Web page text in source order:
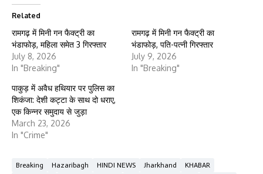
Related
रामगढ़ में मिनी गन फैक्ट्री का
भंडाफोड़, महिला समेत 3 गिरफ्तार
July 8, 2026
In "Breaking"
रामगढ़ में मिनी गन फैक्ट्री का
भंडाफोड़, पति-पत्नी गिरफ्तार
July 9, 2026
In "Breaking"
पाकुड़ में अवैध हथियार पर पुलिस का
शिकंजा: देशी कट्टा के साथ दो धराए,
एक किन्नर समुदाय से जुड़ा
March 23, 2026
In "Crime"
Breaking Hazaribagh HINDI NEWS Jharkhand
KHABAR